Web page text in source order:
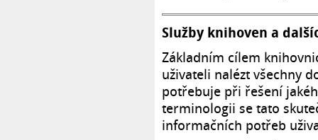
Služby knihoven a
Základním cílem
uživateli nalézt všechny
potřebuje při řešení
terminologii se tato
informačních potřeb